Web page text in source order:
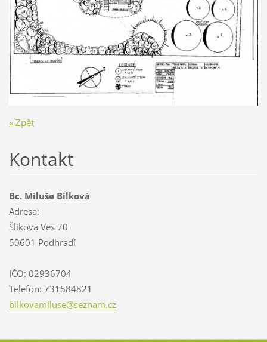
« Zpět
Kontakt
Bc. Miluše Bílková
Adresa:
Šlikova Ves 70
50601 Podhradí
IČO: 02936704
Telefon: 731584821
bilkovamiluse@seznam.cz